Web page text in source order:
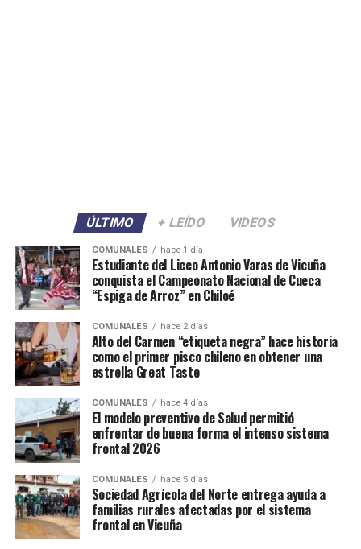
ÚLTIMO + LEÍDO VIDEOS
COMUNALES hace 1 día
Estudiante del Liceo Antonio Varas de Vicuña
conquista el Campeonato Nacional de Cueca
“Espiga de Arroz” en Chiloé
COMUNALES hace 2 días
Alto del Carmen “etiqueta negra” hace historia
como el primer pisco chileno en obtener una
estrella Great Taste
COMUNALES hace 4 días
El modelo preventivo de Salud permitió
enfrentar de buena forma el intenso sistema
frontal 2026
COMUNALES hace 5 días
Sociedad Agrícola del Norte entrega ayuda a
familias rurales afectadas por el sistema
frontal en Vicuña